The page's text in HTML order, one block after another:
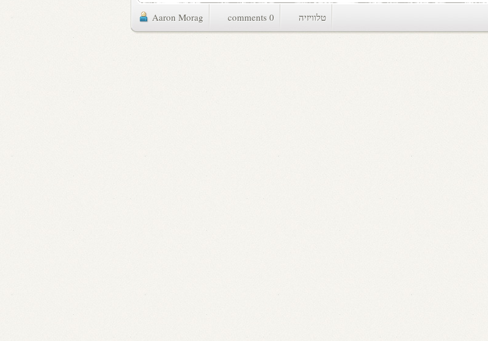
Aaron Morag 0 comments טלוויזיה